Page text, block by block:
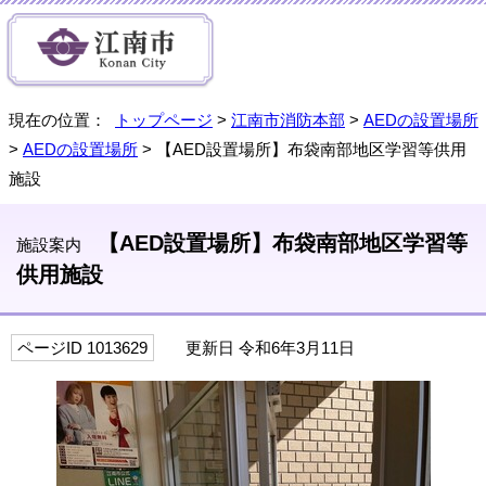
現在の位置： トップページ > 江南市消防本部 > AEDの設置場所
> AEDの設置場所 > 【AED設置場所】布袋南部地区学習等供用
施設
施設案内
【AED設置場所】布袋南部地区学習等
供用施設
ページID 1013629 更新日 令和6年3月11日